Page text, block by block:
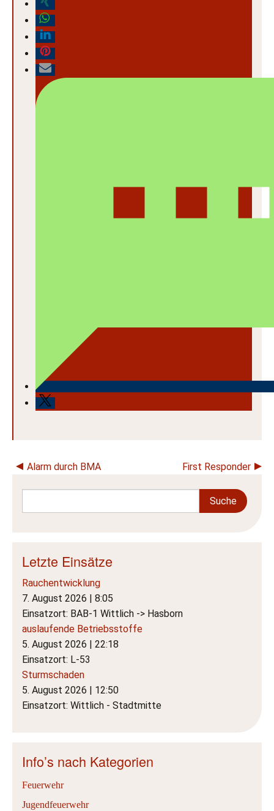
Beitragsnavigation
Alarm durch BMA First Responder
Letzte Einsätze
Rauchentwicklung
7. August 2026 | 8:05
Einsatzort: BAB-1 Wittlich -> Hasborn
auslaufende Betriebsstoffe
5. August 2026 | 22:18
Einsatzort: L-53
Sturmschaden
5. August 2026 | 12:50
Einsatzort: Wittlich - Stadtmitte
Info’s nach Kategorien
Feuerwehr
Jugendfeuerwehr